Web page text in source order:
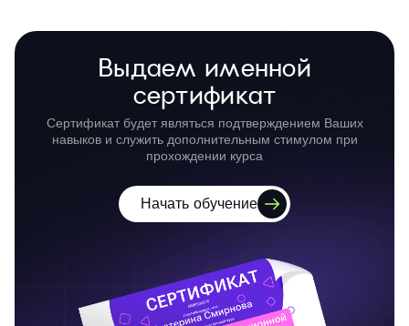
Выдаем именной
сертификат
Сертификат будет являться подтверждением Ваших
навыков и служить дополнительным стимулом при
прохождении курса
Начать обучение